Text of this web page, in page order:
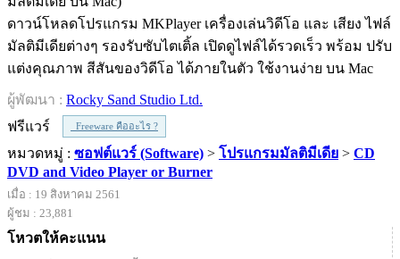
ดาวน์โหลดโปรแกรม MKPlayer เครื่องเล่นวิดีโอ และ เสียง ไฟล์
มัลติมีเดียต่างๆ รองรับซับไตเติ้ล เปิดดูไฟล์ได้รวดเร็ว พร้อม ปรับ
แต่งคุณภาพ สีสันของวิดีโอ ได้ภายในตัว ใช้งานง่าย บน Mac
ผู้พัฒนา : Rocky Sand Studio Ltd.
ฟรีแวร์
Freeware คืออะไร ?
หมวดหมู่ : ซอฟต์แวร์ (Software) > โปรแกรมมัลติมีเดีย > CD
DVD and Video Player or Burner
เมื่อ : 19 สิงหาคม 2561
ผู้ชม : 23,881
โหวตให้คะแนน